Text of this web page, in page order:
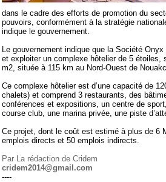
dans le cadre des efforts de promotion du
pouvoirs, conformément à la stratégie
indique le gouvernement.
Le gouvernement indique que la Société
et exploiter un complexe hôtelier de 5 étoiles,
m2, située à 115 km au Nord-Ouest de
Ce complexe hôtelier est d’une capacité de
chalets) et comprend 3 restaurants, des
conférences et expositions, un centre de
course club, une marina privée, une piste
Ce projet, dont le coût est estimé à plus de 6
emplois directs et 50 emplois indirects.
Par La rédaction de Cridem
cridem2014@gmail.com
----